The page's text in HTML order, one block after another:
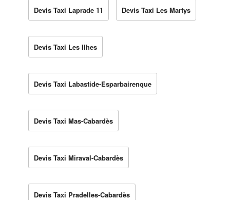
Devis Taxi Laprade 11 Devis Taxi Les Martys
Devis Taxi Les Ilhes
Devis Taxi Labastide-Esparbairenque
Devis Taxi Mas-Cabardès
Devis Taxi Miraval-Cabardès
Devis Taxi Pradelles-Cabardès